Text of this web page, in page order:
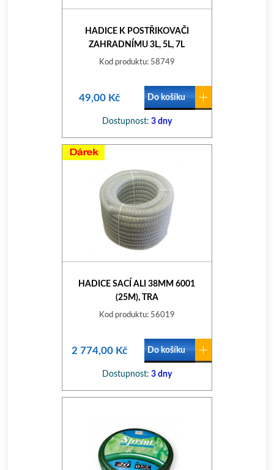
HADICE K POSTŘIKOVAČI
ZAHRADNÍMU 3L, 5L, 7L
Kod produktu: 58749
49,00 Kč Do košíku
Dostupnost: 3 dny
HADICE SACÍ ALI 38MM 6001
(25M), TRA
Kod produktu: 56019
2 774,00 Kč Do košíku
Dostupnost: 3 dny